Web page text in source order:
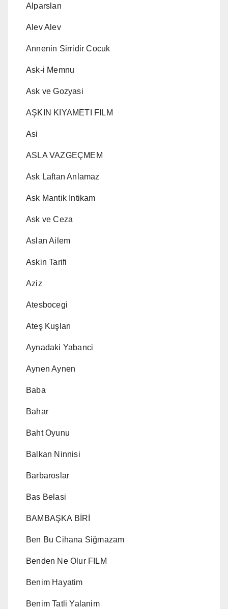
Alparslan
Alev Alev
Annenin Sirridir Cocuk
Ask-i Memnu
Ask ve Gozyasi
AŞKIN KIYAMETI FILM
Asi
ASLA VAZGEÇMEM
Ask Laftan Anlamaz
Ask Mantik Intikam
Ask ve Ceza
Aslan Ailem
Askin Tarifi
Aziz
Atesbocegi
Ateş Kuşları
Aynadaki Yabanci
Aynen Aynen
Baba
Bahar
Baht Oyunu
Balkan Ninnisi
Barbaroslar
Bas Belasi
BAMBAŞKA BİRİ
Ben Bu Cihana Siğmazam
Benden Ne Olur FILM
Benim Hayatim
Benim Tatli Yalanim